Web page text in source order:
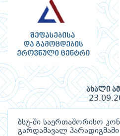
ახალი
ბსუ-ში საერთაშორისო
გარდამავალ პარადიგმაში